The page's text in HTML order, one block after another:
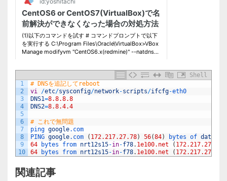
o
k
Shell
1
2
3
4
5
6
7
8
9
10
# DNSを追記してreboot
vi /etc/sysconfig/network-scripts/ifcfg-eth0
DNS1=8.8.8.8
DNS2=8.8.4.4
# これで無問題
ping google.com
PING google.com ( 172.217.27.78) 56(84) bytes of data
64
bytes from nrt12s15-in-f78. 1e100.net ( 172.217.27.78
64
bytes from nrt12s15-in-f78. 1e100.net ( 172.217.27.78
関連記事